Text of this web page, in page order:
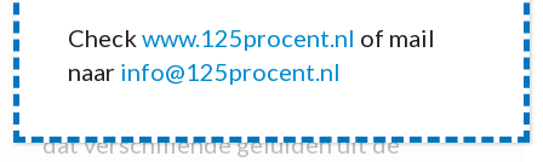
leeftijd, opleiding, culturele
achtergrond, maatschappelijke
dat verschillende geluiden uit de
Checkwww.125procent.nl of mail
naar info@125procent.nl